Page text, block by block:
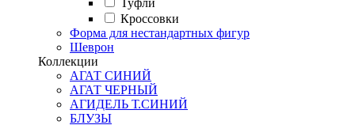
Туфли
Кроссовки
Форма для нестандартных фигур
Шеврон
Коллекции
АГАТ СИНИЙ
АГАТ ЧЕРНЫЙ
АГИДЕЛЬ Т.СИНИЙ
БЛУЗЫ